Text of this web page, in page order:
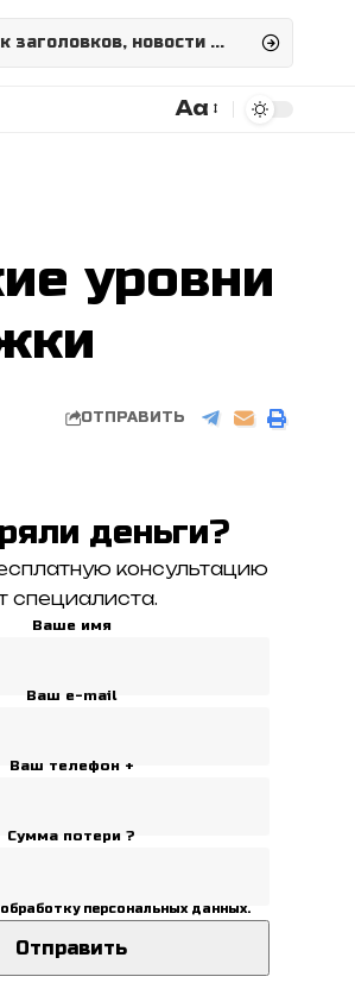
Размера
Aa
уровни
ОТПРАВИТЬ
деньги?
консультацию
специалиста.
Ваше имя
Ваш e-mail
Ваш телефон +
Сумма потери ?
обработку персональных данных.